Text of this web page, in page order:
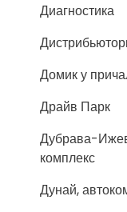
Диагностика
Домик у
Драйв Парк
Дубрава-
комплекс
Дунай,